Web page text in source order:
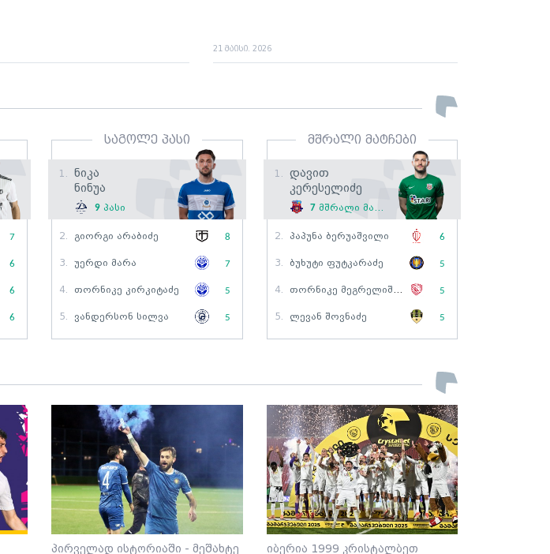
21 მაისი. 2026
7
6
6
6
საგოლე პასი
1.
Ნიკა
Ნინუა
9 პასი
2. Გიორგი Არაბიძე 8
3. Უერდი Მარა 7
4. Თორნიკე Კირკიტაძე 5
5. Ვანდერსონ Სილვა 5
მშრალი მატჩები
1.
Დავით
Კერესელიძე
7მშრალი მატჩი
2. Პაპუნა Ბერუაშვილი 6
3. Ბუხუტი Ფუტკარაძე 5
4. Თორნიკე Მეგრელიშვილი 5
5. Ლევან Შოვნაძე 5
პირველად ისტორიაში - მეშახტე
იბერია 1999 კრისტალბეთ